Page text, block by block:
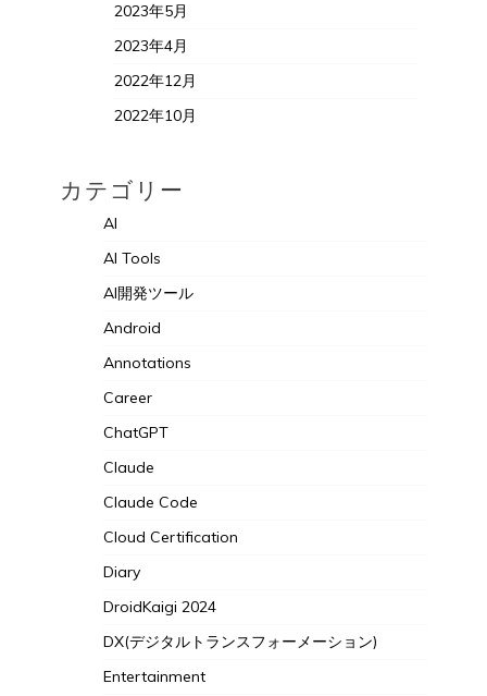
2023年5月
2023年4月
2022年12月
2022年10月
カテゴリー
AI
AI Tools
AI開発ツール
Android
Annotations
Career
ChatGPT
Claude
Claude Code
Cloud Certification
Diary
DroidKaigi 2024
DX(デジタルトランスフォーメーション)
Entertainment